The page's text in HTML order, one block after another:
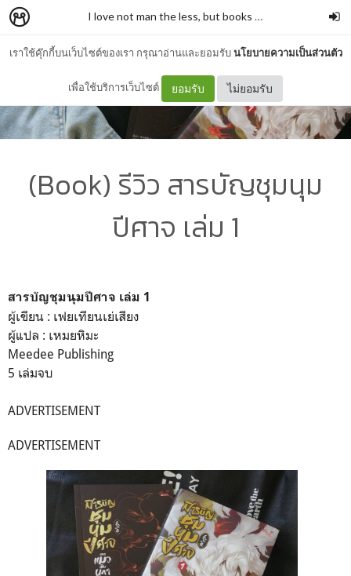
เราใช้คุ๊กกี้บนเว็บไซต์ของเรา กรุณาอ่านและยอมรับนโยบายความเป็นส่วนตัว
เพื่อใช้บริการเว็บไซต์ ยอมรับ ไม่ยอมรับ
I love not man the less, but books more รั่วชิงบ้านส
(Book) รีวิว สารบัญชุมนุม
ปีศาจ เล่ม 1
สารบัญชุมนุมปีศาจ เล่ม 1
ผู้เขียน : เฟยเทียนเย่เสียง
ผู้แปล : เหมยหิมะ
Meedee Publishing
5 เล่มจบ
ADVERTISEMENT
ADVERTISEMENT